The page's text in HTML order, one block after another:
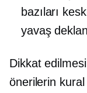
bazıları
yavaş
Dikkat
önerilerin kural